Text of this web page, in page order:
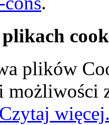
plików
możliwości
Czytaj